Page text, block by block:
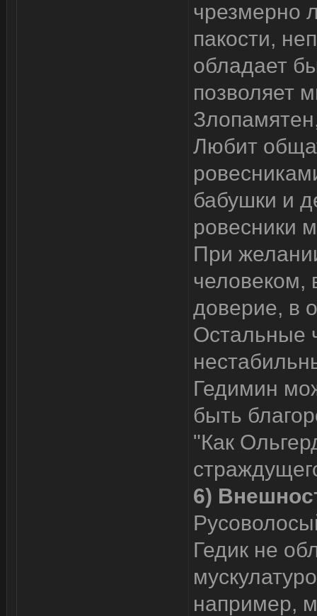
чрезмерно
пакости,
обладает
позволяет
Любит
бабушки и
ровесники
При
человеком,
доверие, в
Остальные
Гедимин
быть
"Как
6)
Гедик не
например,